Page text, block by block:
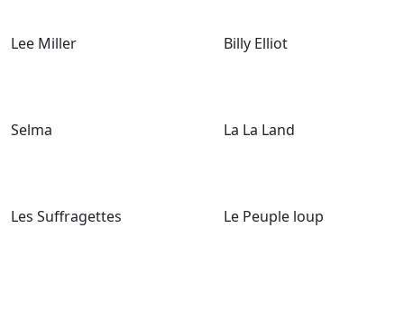
Lee Miller Billy Elliot
Selma La La Land
Les Suffragettes Le Peuple loup